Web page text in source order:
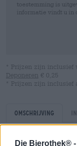
Die Bierothek® -
toestemming is
informatie vindt u in
* Prijzen zijn
Deponeren € 0,25
* Prijzen zijn inclusief
Omschrijving